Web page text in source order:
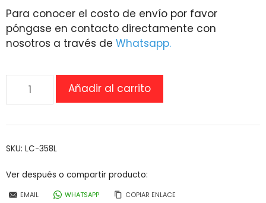
Para conocer el costo de envío por favor
póngase en contacto directamente con
nosotros a través de Whatsapp.
electrico
MOBILITY
cantidad
Añadir al carrito
SKU: LC-358L
Ver después o compartir producto:
EMAIL WHATSAPP COPIAR ENLACE